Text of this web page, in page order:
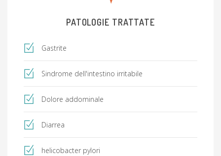
PATOLOGIE TRATTATE
Gastrite
Sindrome dell'intestino irritabile
Dolore addominale
Diarrea
helicobacter pylori